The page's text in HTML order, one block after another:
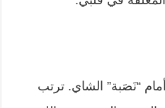
“نَصَبة” الشاي. ترتب